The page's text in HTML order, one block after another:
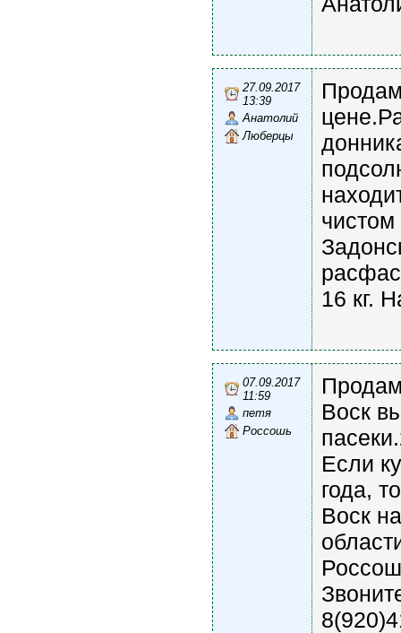
27.09.2017
13:39
Анатолий
Люберцы
16 кг.
07.09.2017
11:59
петя
Россошь
Воск
Если
года,
Воск